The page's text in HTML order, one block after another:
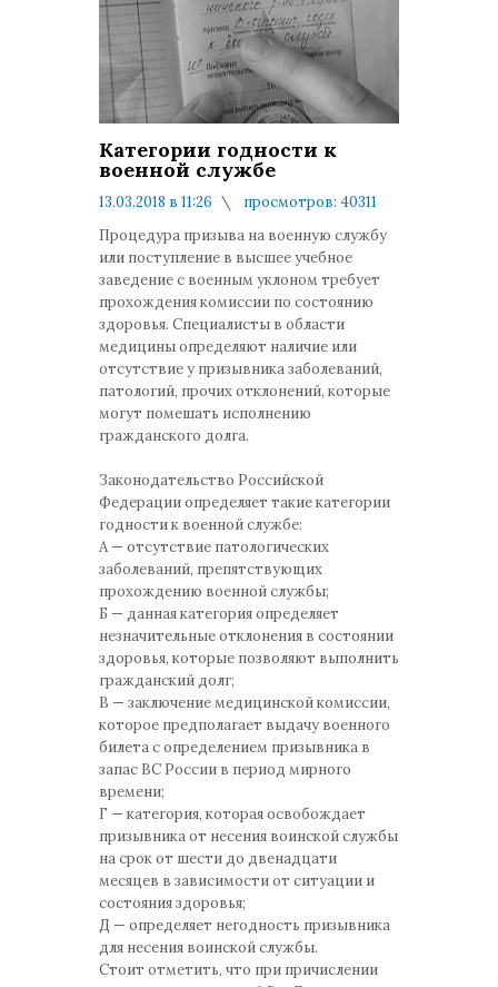
Категории годности к
военной службе
13.03.2018 в 11:26
просмотров: 40311
Процедура призыва на военную службу
или поступление в высшее учебное
заведение с военным уклоном требует
прохождения комиссии по состоянию
здоровья. Специалисты в области
медицины определяют наличие или
отсутствие у призывника заболеваний,
патологий, прочих отклонений, которые
могут помешать исполнению
гражданского долга.
Законодательство Российской
Федерации определяет такие категории
годности к военной службе:
А — отсутствие патологических
заболеваний, препятствующих
прохождению военной службы;
Б — данная категория определяет
незначительные отклонения в состоянии
здоровья, которые позволяют выполнить
гражданский долг;
В — заключение медицинской комиссии,
которое предполагает выдачу военного
билета с определением призывника в
запас ВС России в период мирного
времени;
Г — категория, которая освобождает
призывника от несения воинской службы
на срок от шести до двенадцати
месяцев в зависимости от ситуации и
состояния здоровья;
Д — определяет негодность призывника
для несения воинской службы.
Стоит отметить, что при причислении